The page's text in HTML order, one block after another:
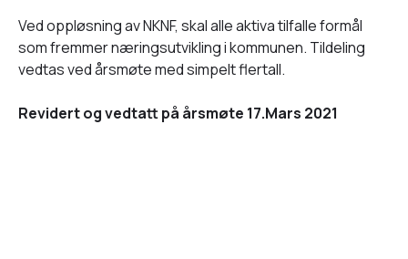
Ved oppløsning av NKNF, skal alle aktiva tilfalle formål
som fremmer næringsutvikling i kommunen. Tildeling
vedtas ved årsmøte med simpelt flertall.
Revidert og vedtatt på årsmøte 17.Mars 2021